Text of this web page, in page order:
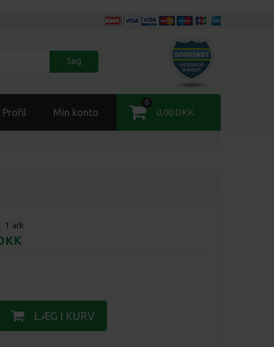
0,00 DKK
0
Søg
Profil Min konto
1 ark